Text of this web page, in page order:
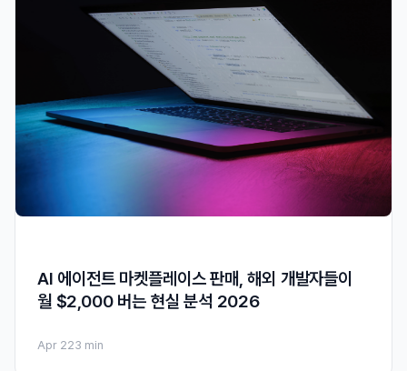
AI 에이전트 마켓플레이스 판매, 해외 개발자들이
월 $2,000 버는 현실 분석 2026
Apr 223 min